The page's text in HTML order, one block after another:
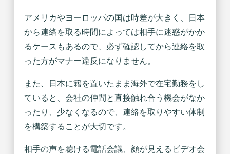
アメリカやヨーロッパの国は時差が大きく、日本
から連絡を取る時間によっては相手に迷惑がかか
るケースもあるので、必ず確認してから連絡を取
った方がマナー違反になりません。
また、日本に籍を置いたまま海外で在宅勤務をし
ていると、会社の仲間と直接触れ合う機会がなか
ったり、少なくなるので、連絡を取りやすい体制
を構築することが大切です。
相手の声を聴ける電話会議、顔が見えるビデオ会